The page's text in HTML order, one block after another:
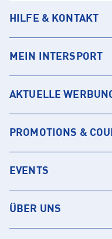
HILFE & KONTAKT
MEIN INTERSPORT
AKTUELLE
PROMOTIONS &
EVENTS
ÜBER UNS